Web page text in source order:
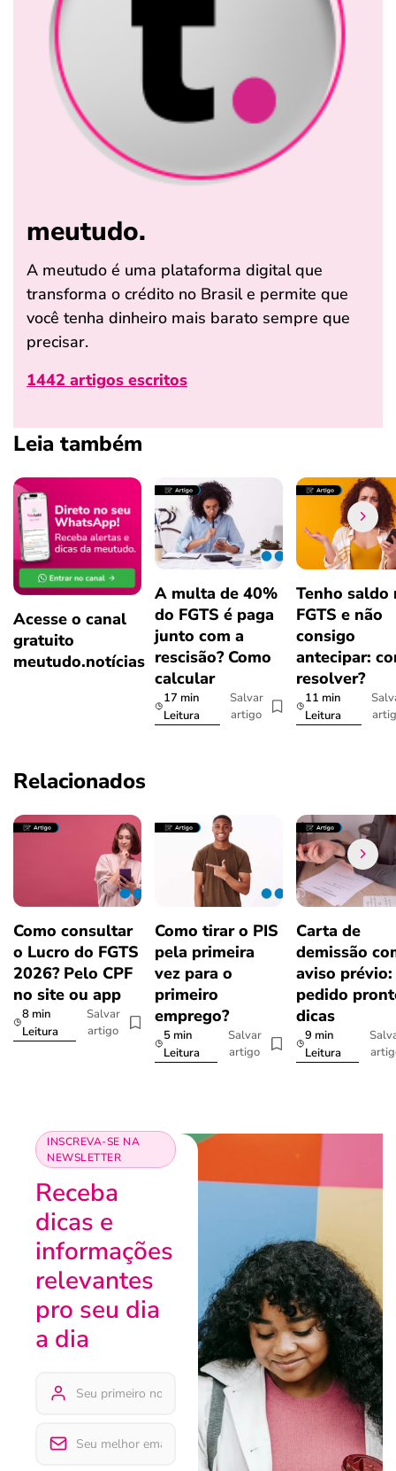
meutudo.
A meutudo é uma plataforma digital que
transforma o crédito no Brasil e permite que
você tenha dinheiro mais barato sempre que
precisar.
1442 artigos escritos
Leia também
Acesse o canal
gratuito
meutudo.notícias
A multa de 40%
do FGTS é paga
junto com a
rescisão? Como
calcular
17 min
Leitura
Salvar
artigo
Tenho saldo
FGTS e não
consigo
antecipar:
resolver?
11 min
Leitura
Relacionados
Como consultar
o Lucro do FGTS
2026? Pelo CPF
no site ou app
8 min
Leitura
Salvar
artigo
Como tirar o PIS
pela primeira
vez para o
primeiro
emprego?
5 min
Leitura
Salvar
artigo
Carta de
demissão
aviso prévio:
pedido
dicas
9 min
Leitura
INSCREVA-SE NA
NEWSLETTER
Receba
dicas e
informações
relevantes
pro seu dia
a dia